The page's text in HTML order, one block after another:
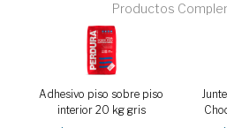
Productos
Adhesivo piso sobre piso
interior 20 kg gris